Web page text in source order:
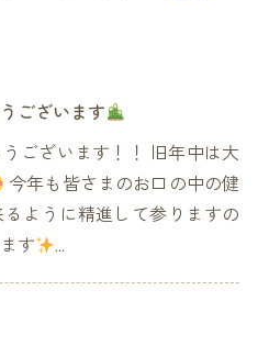
ございます
ございます！！ 旧年中は大
今年も皆さまのお口の中の健
ように精進して参りますの
す
...